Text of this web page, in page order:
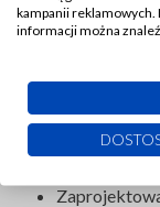
Przed
Zabudowany
Styk typu
kampanii reklamowych.
informacji można